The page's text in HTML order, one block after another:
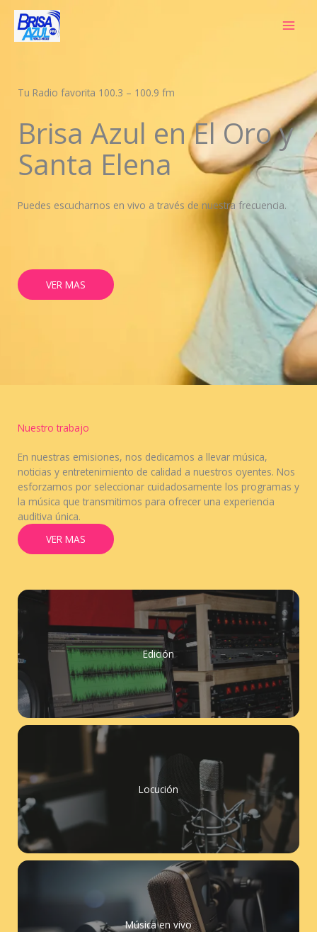
contenido
Tu Radio favorita 100.3 – 100.9 fm
Brisa Azul en El Oro y
Santa Elena
Puedes escucharnos en vivo a través de nuestra frecuencia.
VER MAS
Nuestro trabajo
En nuestras emisiones, nos dedicamos a llevar música,
noticias y entretenimiento de calidad a nuestros oyentes. Nos
esforzamos por seleccionar cuidadosamente los programas y
la música que transmitimos para ofrecer una experiencia
auditiva única.
VER MAS
Edición
Locución
Música en vivo